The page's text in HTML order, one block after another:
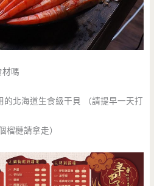
嗎
北海道生食級干貝 （請提早一天打
榴槤請拿走）